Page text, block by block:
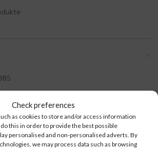
Check preferences
as cookies to store and/or access information
this in order to provide the best possible
personalised and non-personalised adverts. By
we may process data such as browsing